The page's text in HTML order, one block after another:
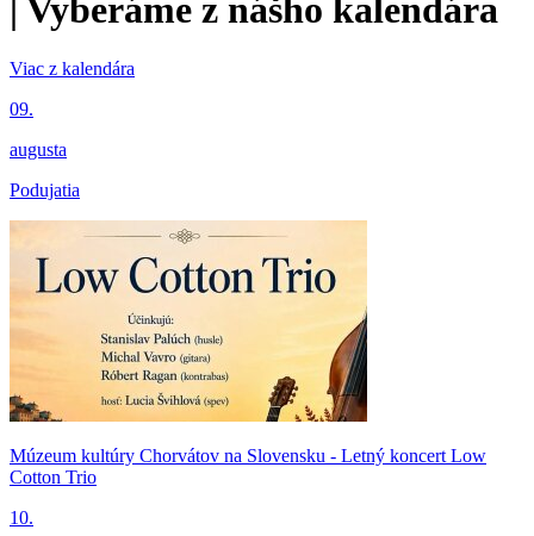
| Vyberáme z nášho kalendára
Viac z kalendára
09.
augusta
Podujatia
Múzeum kultúry Chorvátov na Slovensku - Letný koncert Low
Cotton Trio
10.